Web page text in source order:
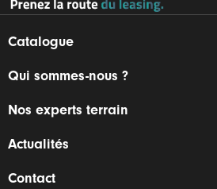
Catalogue
Qui sommes-nous ?
Nos experts terrain
Actualités
Contact